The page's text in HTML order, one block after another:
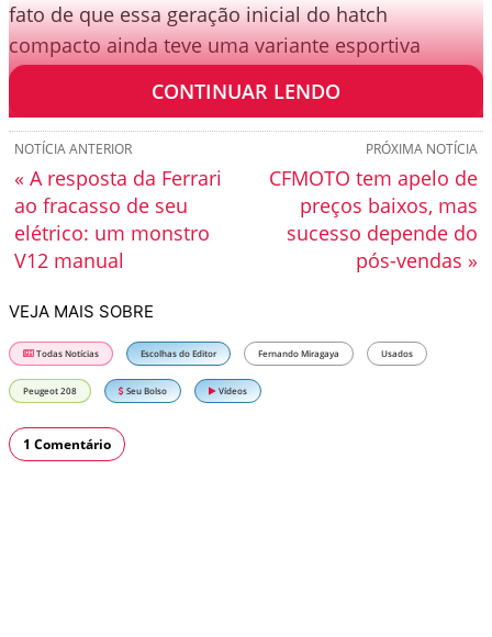
fato de que essa geração inicial do hatch
compacto ainda teve uma variante esportiva
divertida.
CONTINUAR LENDO
PRÓXIMA NOTÍCIA
CFMOTO tem apelo de
preços baixos, mas
sucesso depende do
pós-vendas »
NOTÍCIA ANTERIOR
« A resposta da Ferrari
ao fracasso de seu
elétrico: um monstro
V12 manual
VEJA MAIS SOBRE
Todas Notícias Escolhas do Editor Fernando Miragaya Usados
Peugeot 208 Seu Bolso Vídeos
1 Comentário